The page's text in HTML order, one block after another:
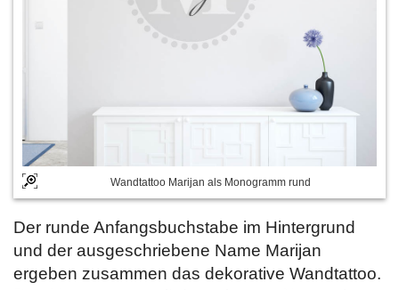
Wandtattoo Marijan als Monogramm rund
Der runde Anfangsbuchstabe im Hintergrund
und der ausgeschriebene Name Marijan
ergeben zusammen das dekorative Wandtattoo.